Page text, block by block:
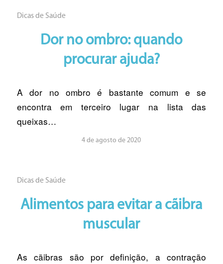
Dicas de Saúde
Dor no ombro: quando
procurar ajuda?
A dor no ombro é bastante comum e se
encontra em terceiro lugar na lista das
queixas…
4 de agosto de 2020
Dicas de Saúde
Alimentos para evitar a cãibra
muscular
As cãibras são por definição, a contração